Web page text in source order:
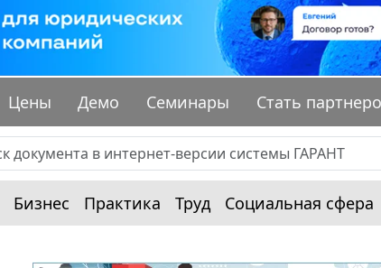
Цены Демо Семинары Стать
Бизнес Практика Труд Социальная сфера